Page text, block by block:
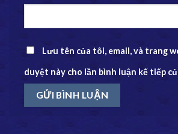
Lưu tên của tôi, email, và trang
duyệt này cho lần bình luận kế tiếp